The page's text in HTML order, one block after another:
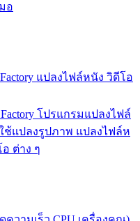
อ
Factory แปลงไฟล์หนัง วิดีโอ
โปรแกรมแปลงไฟล์
ช้แปลงรูปภาพ แปลงไฟล์ห
ต่าง ๆ